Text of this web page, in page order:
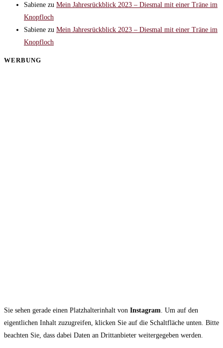
Sabiene zu Mein Jahresrückblick 2023 – Diesmal mit einer Träne im
Knopfloch
Sabiene zu Mein Jahresrückblick 2023 – Diesmal mit einer Träne im
Knopfloch
WERBUNG
Sie sehen gerade einen Platzhalterinhalt von Instagram. Um auf den
eigentlichen Inhalt zuzugreifen, klicken Sie auf die Schaltfläche unten. Bitte
beachten Sie, dass dabei Daten an Drittanbieter weitergegeben werden.